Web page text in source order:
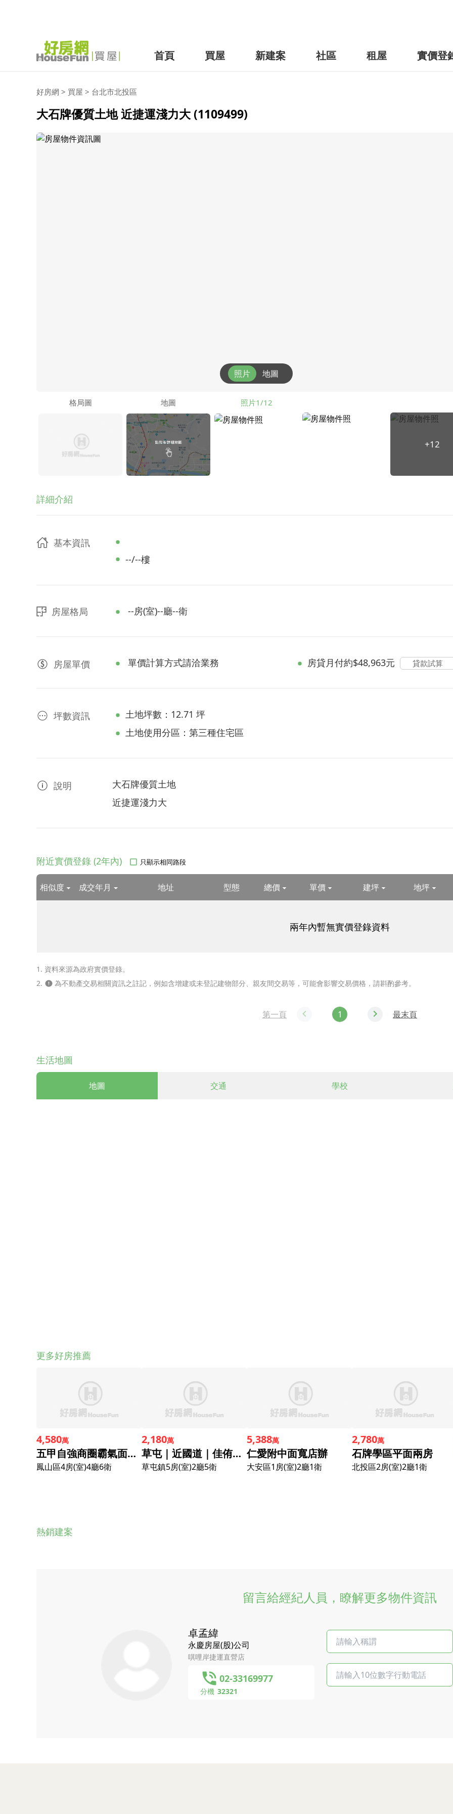
首頁 買屋 新建案 社區 租屋 實價登
好房網 > 買屋 > 台北市北投區
大石牌優質土地 近捷運淺力大 (1109499)
照片 地圖
格局圖 地圖 照片1/12
+12
詳細介紹
基本資訊
--/--樓
房屋格局 --房(室)--廳--衛
房屋單價 單價計算方式請洽業務 房貸月付約$48,963元 貸款試算
坪數資訊
土地坪數：12.71 坪
土地使用分區：第三種住宅區
說明
大石牌優質土地
近捷運淺力大
附近實價登錄 (2年內) 只顯示相同路段
相似度 成交年月 地址 型態 總價 單價 建坪 地坪
兩年內暫無實價登錄資料
1. 資料來源為政府實價登錄。
2.
為不動產交易相關資訊之註記，例如含增建或未登記建物部分、親友間交易等，可能會影響交易價格，請斟酌參考。
第一頁 1 最末頁
生活地圖
地圖 交通 學校
更多好房推薦
4,580萬
五甲自強商圈霸氣面寬百坪電梯雙車墅
鳳山區4房(室)4廳6衛
2,180萬
草屯｜近國道｜佳侑寓見2｜全新電梯別墅B
草屯鎮5房(室)2廳5衛
5,388萬
仁愛附中面寬店辦
大安區1房(室)2廳1衛
2,780萬
石牌學區平面兩房
北投區2房(室)2廳1衛
熱銷建案
留言給經紀人員，瞭解更多物件資訊
卓孟緯
永慶房屋(股)公司
唭哩岸捷運直營店
02-33169977
分機 32321